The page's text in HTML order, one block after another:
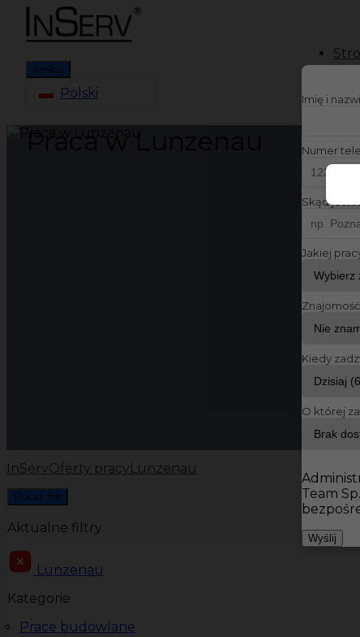
Aplikuj
Polski
InServOferty pracy Lunzenau
Pokaż filtr
Aktualne filtry
Lunzenau
Kategorie
Prace budowlane
Imię i
Numer
Skąd
Jakiej
Kiedy
O której
Team
Wyślij